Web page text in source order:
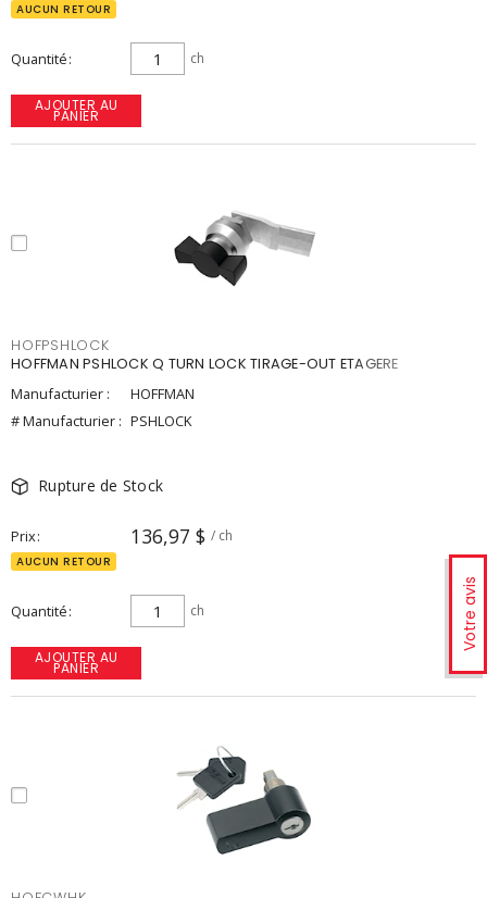
Votre avis
AUCUN RETOUR
Quantité ch
AJOUTER AU
PANIER
HOFPSHLOCK
HOFFMAN PSHLOCK Q TURN LOCK TIRAGE-OUT ETAGERE
Manufacturier :
HOFFMAN
# Manufacturier : PSHLOCK
Rupture de Stock
Prix 136,97 $ / ch
AUCUN RETOUR
Quantité ch
AJOUTER AU
PANIER